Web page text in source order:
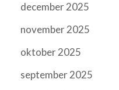
december 2025
november 2025
oktober 2025
september 2025